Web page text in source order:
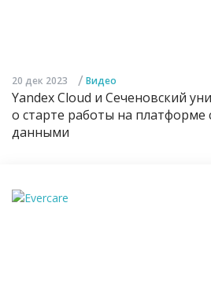
20 дек 2023 / Видео
Yandex Cloud и Сеченовский
о старте работы на
данными